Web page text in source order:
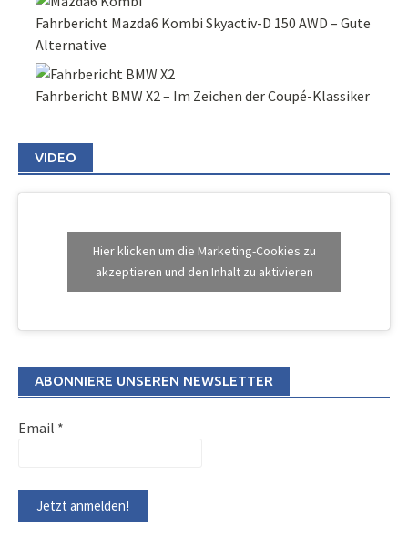
Fahrbericht Mazda6 Kombi Skyactiv-D 150 AWD – Gute
Alternative
Fahrbericht BMW X2 – Im Zeichen der Coupé-Klassiker
VIDEO
Hier klicken um die Marketing-Cookies zu
akzeptieren und den Inhalt zu aktivieren
ABONNIERE UNSEREN NEWSLETTER
Email *